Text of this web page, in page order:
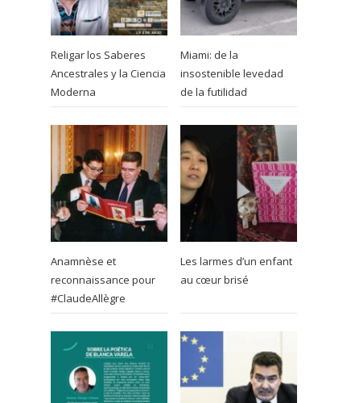
Religar los Saberes
Ancestrales y la Ciencia
Moderna
Miami: de la
insostenible levedad
de la futilidad
Anamnèse et
reconnaissance pour
#ClaudeAllègre
Les larmes d’un enfant
au cœur brisé